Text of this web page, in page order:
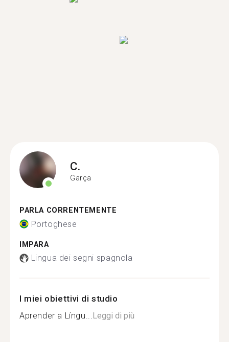
C.
Garça
PARLA CORRENTEMENTE
Portoghese
IMPARA
Lingua dei segni spagnola
I miei obiettivi di studio
Aprender a Língu...Leggi di più